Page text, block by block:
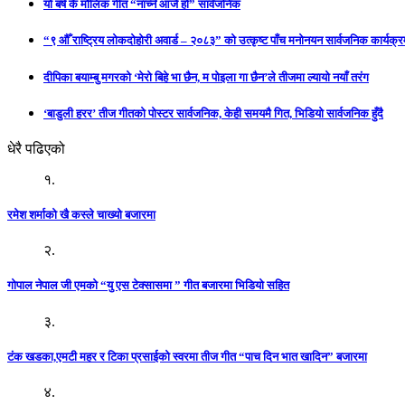
यो बर्ष कै मौलिक गीत “नाच्ने आजै हो” सार्वजनिक
“९ औँ राष्ट्रिय लोकदोहोरी अवार्ड – २०८३” को उत्कृष्ट पाँच मनोनयन सार्वजनिक
दीपिका बयाम्बु मगरको ‘मेरो बिहे भा छैन, म पोइला गा छैन’ले तीजमा ल्यायो नयाँ तरंग
‘बाडुली हरर’ तीज गीतको पोस्टर सार्वजनिक, केही समयमै गित, भिडियो सार्वजनिक हुँदै
धेरै पढिएको
१.
रमेश शर्माको खै कस्ले चाख्यो बजारमा
२.
गोपाल नेपाल जी एमको “यु एस टेक्सासमा ” गीत बजारमा भिडियो सहित
३.
टंक खडका,एमटी महर र टिका प्रसाईको स्वरमा तीज गीत “पाच दिन भात खादिन” बजारमा
४.